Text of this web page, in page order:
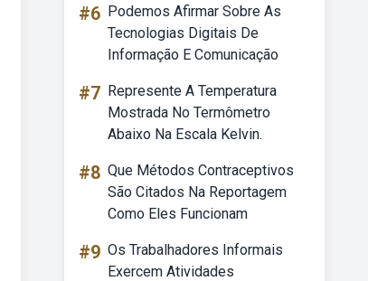
#6 Podemos Afirmar Sobre As
Tecnologias Digitais De
Informação E Comunicação
#7 Represente A Temperatura
Mostrada No Termômetro
Abaixo Na Escala Kelvin.
#8 Que Métodos Contraceptivos
São Citados Na Reportagem
Como Eles Funcionam
#9 Os Trabalhadores Informais
Exercem Atividades